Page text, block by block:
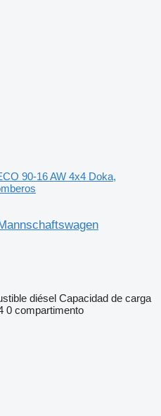
90-16 AW 4x4 Doka,
diésel Capacidad de carga
0 compartimento